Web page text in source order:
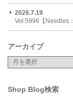
2026.7.19
Vol.5996【Needles
アーカイブ
Shop Blog検索